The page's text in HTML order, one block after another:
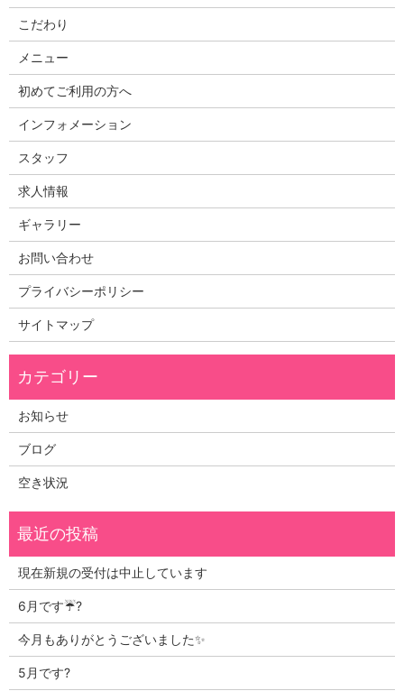
こだわり
メニュー
初めてご利用の方へ
インフォメーション
スタッフ
求人情報
ギャラリー
お問い合わせ
プライバシーポリシー
サイトマップ
お知らせ
ブログ
空き状況
現在新規の受付は中止しています
6月です☔?
今月もありがとうございました✨
5月です?